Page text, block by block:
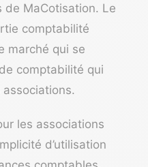
de MaCotisation. Le
comptabilité
marché qui se
comptabilité qui
les associations
d’utilisation